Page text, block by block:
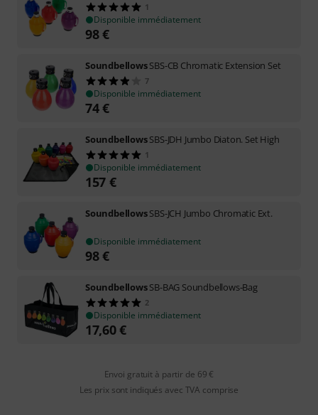
1
Disponible immédiatement
98€
SoundbellowsSBS-CB Chromatic Extension Set
7
Disponible immédiatement
74€
SoundbellowsSBS-JDH Jumbo Diaton. Set High
1
Disponible immédiatement
157 €
SoundbellowsSBS-JCH Jumbo Chromatic Ext.
Disponible immédiatement
98€
SoundbellowsSB-BAG Soundbellows-Bag
2
Disponible immédiatement
17,60€
Envoi gratuit à partir de 69 €
Les prix sont indiqués avec TVA comprise